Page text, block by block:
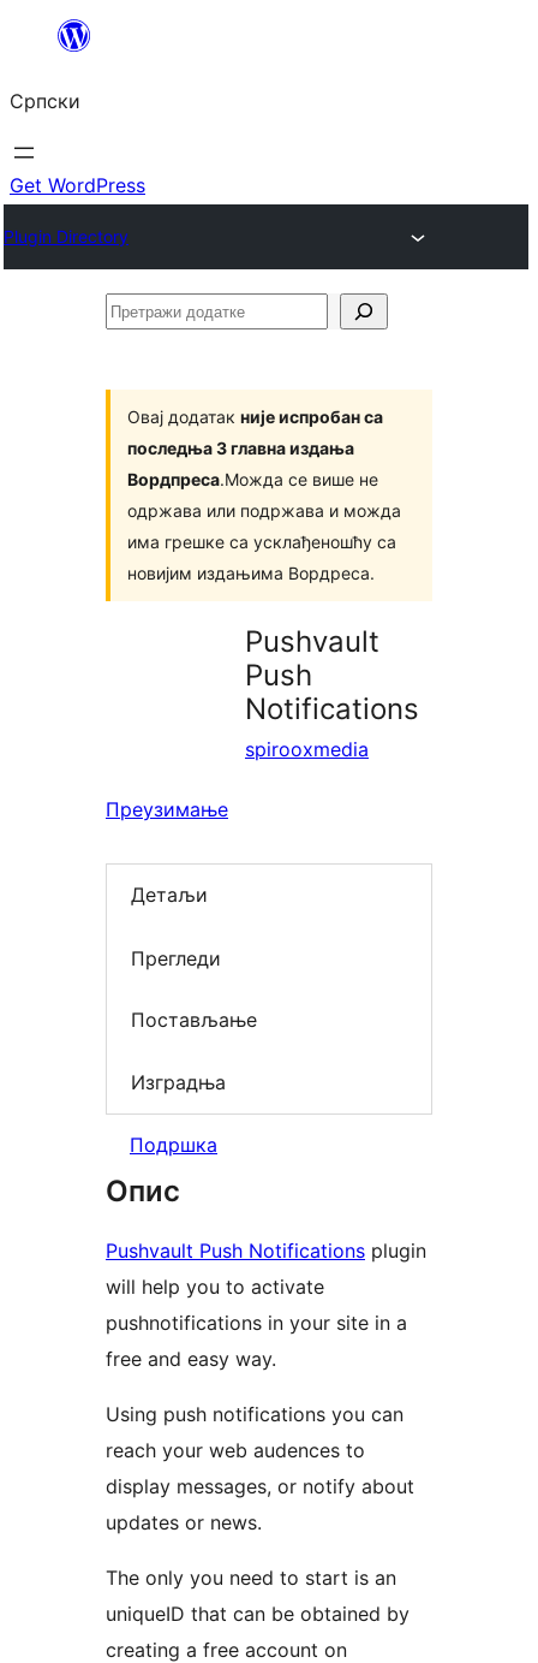
Скочи
садржај
Српски
Get WordPress
Plugin Directory
Претражи
Овај додатак није испробан са
последња 3 главна издања
Вордпреса.Можда се више не
одржава или подржава и можда
има грешке са усклађеношћу са
новијим издањима Вордреса.
Pushvault
Push
Notifications
spirooxmedia
Преузимање
Детаљи
Прегледи
Постављање
Изградња
Подршка
Опис
Pushvault Push Notifications plugin
will help you to activate
pushnotifications in your site in a
free and easy way.
Using push notifications you can
reach your web audences to
display messages, or notify about
updates or news.
The only you need to start is an
uniqueID that can be obtained by
creating a free account on